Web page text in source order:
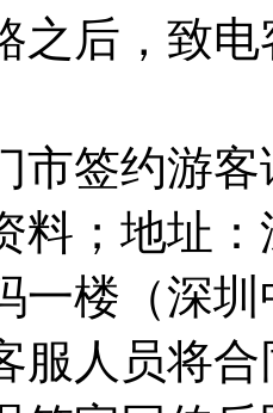
之后，致
市签约游
料；地址
一楼（深圳
服人员将